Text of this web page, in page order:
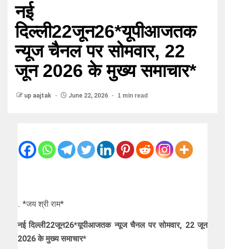
नई
दिल्ली22जून26*यूपीआजतक
न्यूज चैनल पर सोमवार, 22
जून 2026 के मुख्य समाचार*
up aajtak June 22, 2026 1 min read
.. *जय श्री राम*
नई दिल्ली22जून26*यूपीआजतक न्यूज चैनल पर सोमवार, 22 जून
2026 के मुख्य समाचार*